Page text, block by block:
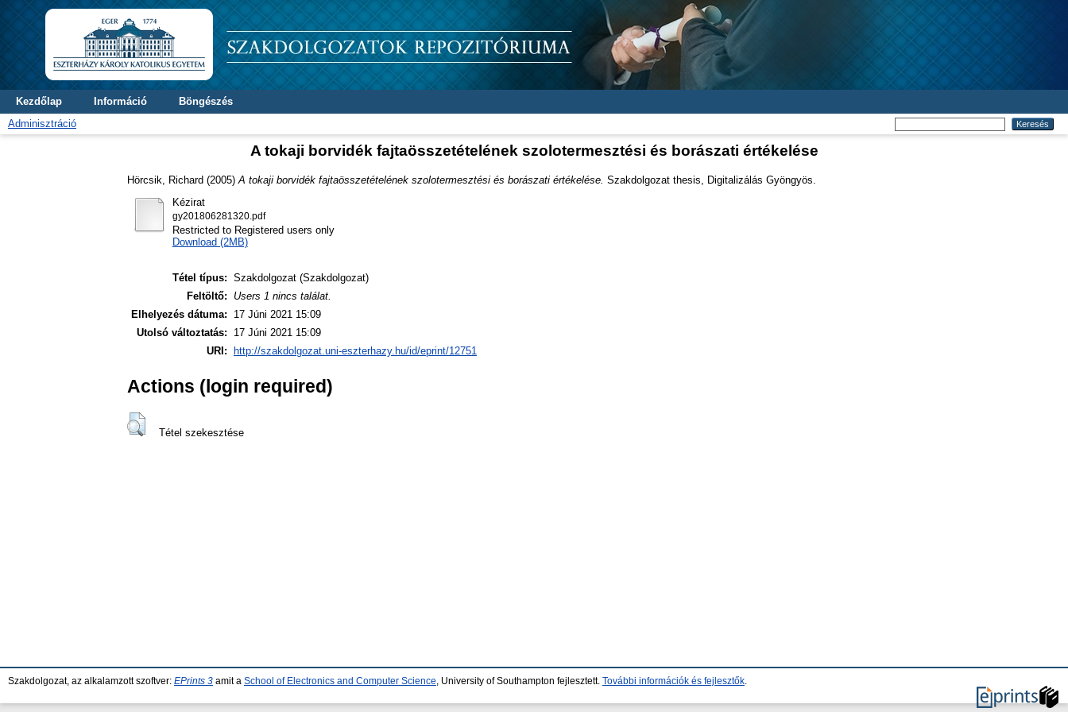
Kezdőlap Információ
Böngészés
Adminisztráció
A tokaji borvidék fajtaösszetételének szolotermesztési és borászati értékelése
Hörcsik, Richard (2005) A tokaji borvidék fajtaösszetételének szolotermesztési és borászati értékelése. Szakdolgozat thesis, Digitalizálás Gyöngyös.
Kézirat
gy201806281320.pdf
Restricted to Registered users only
Download (2MB)
Tétel típus: Szakdolgozat (Szakdolgozat)
Feltöltő:
Users 1 nincs találat.
Elhelyezés dátuma:
17 Júni 2021 15:09
Utolsó változtatás:
17 Júni 2021 15:09
URI:
http://szakdolgozat.uni-eszterhazy.hu/id/eprint/12751
Actions (login required)
Tétel szekesztése
Szakdolgozat, az alkalamzott szoftver: EPrints 3 amit a School of Electronics and Computer Science , University of Southampton fejlesztett. További információk és fejlesztők